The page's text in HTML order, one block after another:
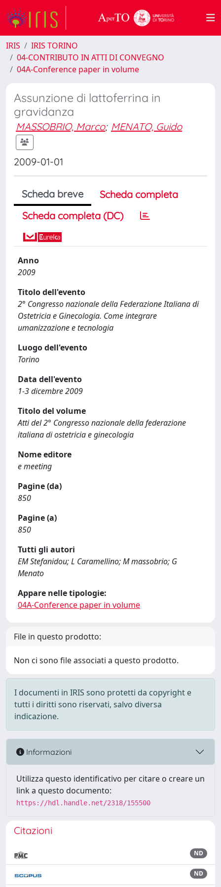
IRIS
IRIS TORINO
04-CONTRIBUTO IN ATTI DI CONVEGNO
04A-Conference paper in volume
Assunzione di lattoferrina in
gravidanza
MASSOBRIO, Marco; MENATO, Guido
2009-01-01
Scheda breve
Scheda completa
Scheda completa (DC)
Anno
2009
Titolo dell'evento
2° Congresso nazionale della Federazione Italiana di
Ostetricia e Ginecologia. Come integrare
umanizzazione e tecnologia
Luogo dell'evento
Torino
Data dell'evento
1-3 dicembre 2009
Titolo del volume
Atti del 2° Congresso nazionale della federazione
italiana di ostetricia e ginecologia
Nome editore
e meeting
Pagine (da)
850
Pagine (a)
850
Tutti gli autori
EM Stefanidou; L Caramellino; M massobrio; G
Menato
Appare nelle tipologie:
04A-Conference paper in volume
File in questo prodotto:
Non ci sono file associati a questo prodotto.
I documenti in IRIS sono protetti da copyright e
tutti i diritti sono riservati, salvo diversa
indicazione.
Informazioni
Utilizza questo identificativo per citare o creare un
link a questo documento:
https://hdl.handle.net/2318/155500
Citazioni
ND
ND